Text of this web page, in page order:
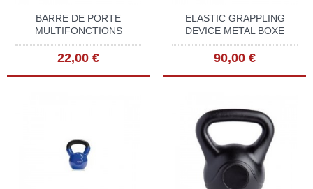
BARRE DE PORTE
MULTIFONCTIONS
22,00 €
ELASTIC GRAPPLING
DEVICE METAL BOXE
90,00 €